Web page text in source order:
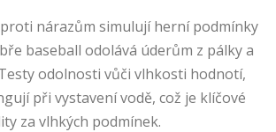
nárazům simulují herní podmínky
baseball odolává úderům z pálky a
odolnosti vůči vlhkosti hodnotí,
při vystavení vodě, což je klíčové
za vlhkých podmínek.